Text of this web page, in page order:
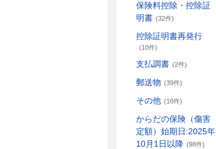
保険料控除・控除証
明書 (32件)
控除証明書再発行
(10件)
支払調書 (2件)
郵送物 (39件)
その他 (16件)
からだの保険（傷害
定額）始期日:2025年
10月1日以降 (98件)